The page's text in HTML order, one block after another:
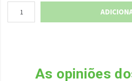
As opiniões